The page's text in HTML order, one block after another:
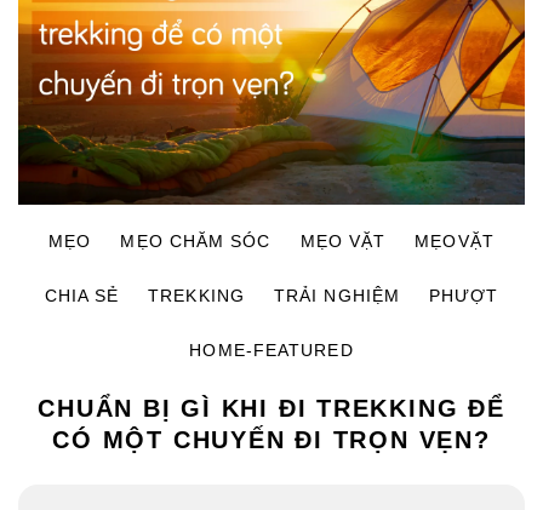
MẸO MẸO CHĂM SÓC MẸO VẶT MẸOVẶT
CHIA SẺ TREKKING TRẢI NGHIỆM PHƯỢT
HOME-FEATURED
CHUẨN BỊ GÌ KHI ĐI TREKKING ĐỂ
CÓ MỘT CHUYẾN ĐI TRỌN VẸN?